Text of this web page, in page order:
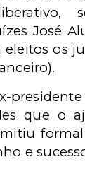
José
os
que o
e